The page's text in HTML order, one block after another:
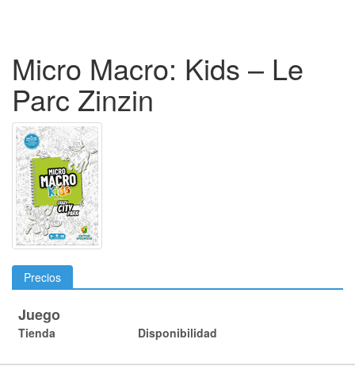
Micro Macro: Kids – Le
Parc Zinzin
Precios
Juego
Tienda Disponibilidad